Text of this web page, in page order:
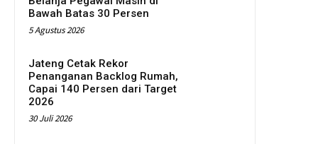
Bawah Batas 30 Persen
5 Agustus 2026
Jateng Cetak Rekor
Penanganan Backlog Rumah,
Capai 140 Persen dari Target
2026
30 Juli 2026